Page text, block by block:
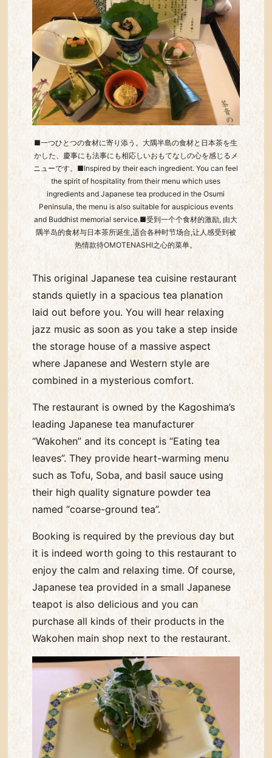
■一つひとつの食材に寄り添う。大隅半島の食材と日本茶を生
かした、慶事にも法事にも相応しいおもてなしの心を感じるメ
ニューです。■Inspired by their each ingredient. You can feel
the spirit of hospitality from their menu which uses
ingredients and Japanese tea produced in the Osumi
Peninsula, the menu is also suitable for auspicious events
and Buddhist memorial service.■受到一个个食材的激励, 由大
隅半岛的食材与日本茶所诞生,适合各种时节场合,让人感受到被
热情款待OMOTENASHI之心的菜单。
This original Japanese tea cuisine restaurant
stands quietly in a spacious tea planation
laid out before you. You will hear relaxing
jazz music as soon as you take a step inside
the storage house of a massive aspect
where Japanese and Western style are
combined in a mysterious comfort.
The restaurant is owned by the Kagoshima’s
leading Japanese tea manufacturer
“Wakohen” and its concept is “Eating tea
leaves”. They provide heart-warming menu
such as Tofu, Soba, and basil sauce using
their high quality signature powder tea
named “coarse-ground tea”.
Booking is required by the previous day but
it is indeed worth going to this restaurant to
enjoy the calm and relaxing time. Of course,
Japanese tea provided in a small Japanese
teapot is also delicious and you can
purchase all kinds of their products in the
Wakohen main shop next to the restaurant.